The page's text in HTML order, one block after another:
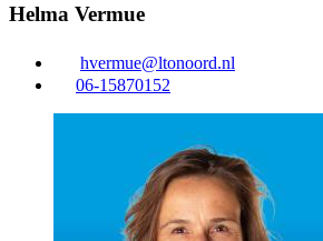
Helma Vermue
hvermue@ltonoord.nl
06-15870152